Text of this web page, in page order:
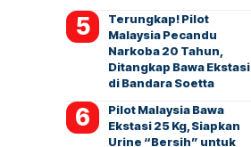
Terungkap! Pilot
Malaysia Pecandu
Narkoba 20 Tahun,
Ditangkap Bawa Ekstasi
di Bandara Soetta
Pilot Malaysia Bawa
Ekstasi 25 Kg, Siapkan
Urine “Bersih” untuk